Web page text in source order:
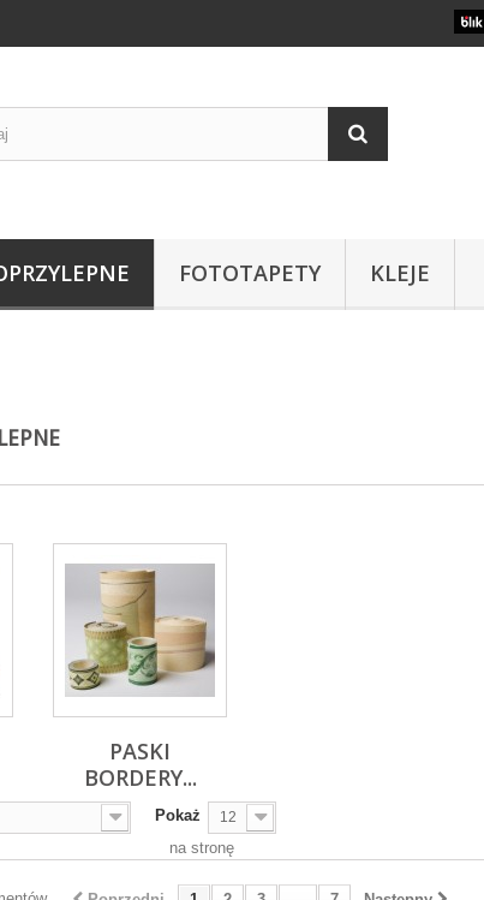
FOTOTAPETY KLEJE
PASKI
BORDERY...
Pokaż 12
na stronę